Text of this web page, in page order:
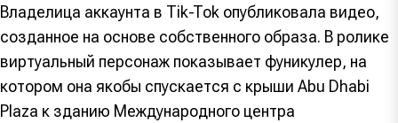
Владелица аккаунта в Тik-Tok опубликовала видео,
созданное на основе собственного образа. В ролике
виртуальный персонаж показывает фуникулер, на
котором она якобы спускается с крыши Abu Dhabi
Plaza к зданию Международного центра